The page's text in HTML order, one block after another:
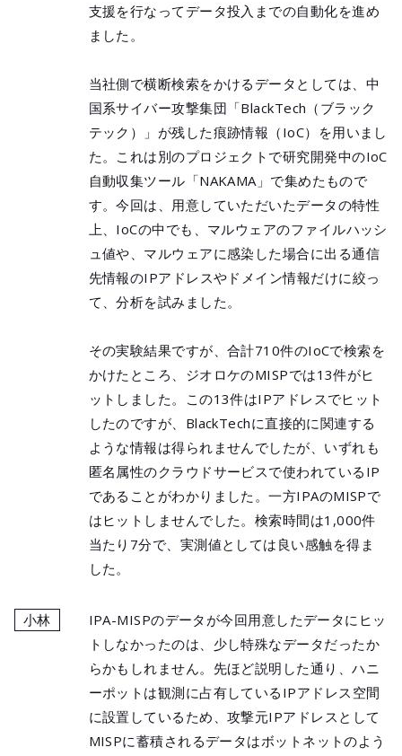
支援を行なってデータ投入までの自動化を進め
ました。
当社側で横断検索をかけるデータとしては、中
国系サイバー攻撃集団「BlackTech（ブラック
テック）」が残した痕跡情報（IoC）を用いまし
た。これは別のプロジェクトで研究開発中のIoC
自動収集ツール「NAKAMA」で集めたもので
す。今回は、用意していただいたデータの特性
上、IoCの中でも、マルウェアのファイルハッシ
ュ値や、マルウェアに感染した場合に出る通信
先情報のIPアドレスやドメイン情報だけに絞っ
て、分析を試みました。
その実験結果ですが、合計710件のIoCで検索を
かけたところ、ジオロケのMISPでは13件がヒ
ットしました。この13件はIPアドレスでヒット
したのですが、BlackTechに直接的に関連する
ような情報は得られませんでしたが、いずれも
匿名属性のクラウドサービスで使われているIP
であることがわかりました。一方IPAのMISPで
はヒットしませんでした。検索時間は1,000件
当たり7分で、実測値としては良い感触を得ま
した。
小林
IPA-MISPのデータが今回用意したデータにヒッ
トしなかったのは、少し特殊なデータだったか
らかもしれません。先ほど説明した通り、ハニ
ーポットは観測に占有しているIPアドレス空間
に設置しているため、攻撃元IPアドレスとして
MISPに蓄積されるデータはボットネットのよう